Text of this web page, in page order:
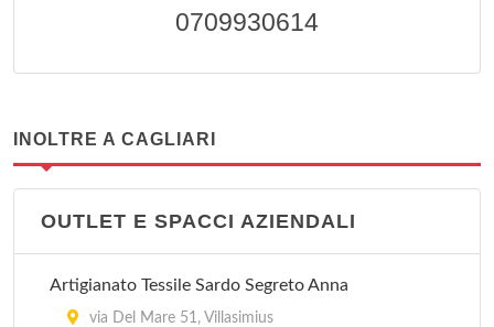
0709930614
INOLTRE A CAGLIARI
OUTLET E SPACCI AZIENDALI
Artigianato Tessile Sardo Segreto Anna
via Del Mare 51, Villasimius